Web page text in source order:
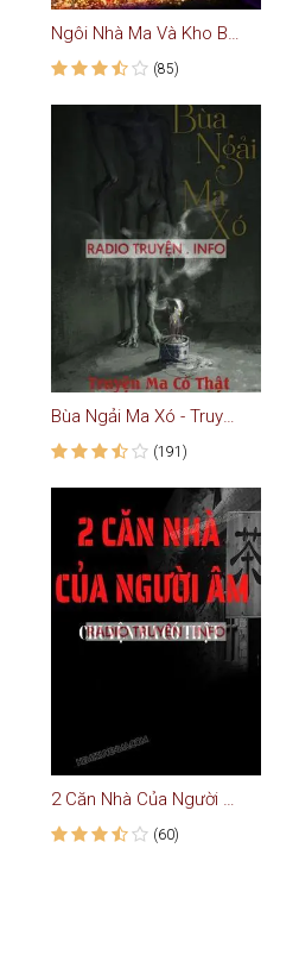
Ngôi Nhà Ma Và Kho Báu
(85)
Bùa Ngải Ma Xó - Truyện Ma Có Thật
(191)
2 Căn Nhà Của Người Âm
(60)